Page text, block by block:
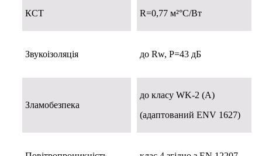
КСТ R=0,77 м²°C/Вт
Звукоізоляція до Rw, P=43 дБ
Зламобезпека
до класу WK-2 (A)
(адаптований ENV 1627)